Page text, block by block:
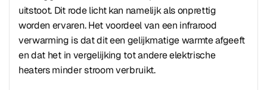
uitstoot. Dit rode licht kan namelijk als onprettig
worden ervaren. Het voordeel van een infrarood
verwarming is dat dit een gelijkmatige warmte afgeeft
en dat het in vergelijking tot andere elektrische
heaters minder stroom verbruikt.